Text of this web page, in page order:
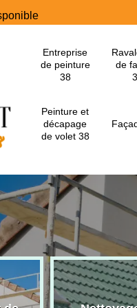
Entreprise
de peinture
38
de
Peinture et
décapage
de volet 38